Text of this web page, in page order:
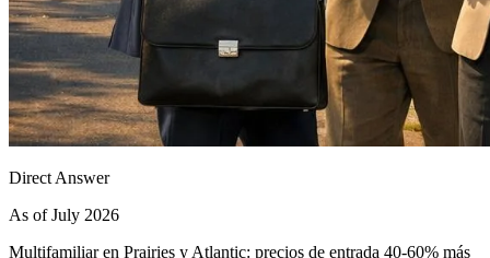
Direct Answer
As of July 2026
Multifamiliar en Prairies y Atlantic: precios de entrada 40-60% más